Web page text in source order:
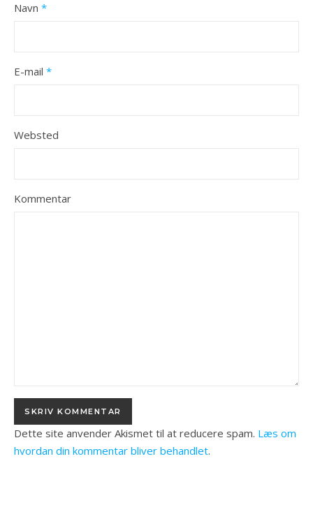
Navn *
E-mail *
Websted
Kommentar
Dette site anvender Akismet til at reducere spam. Læs om
hvordan din kommentar bliver behandlet.